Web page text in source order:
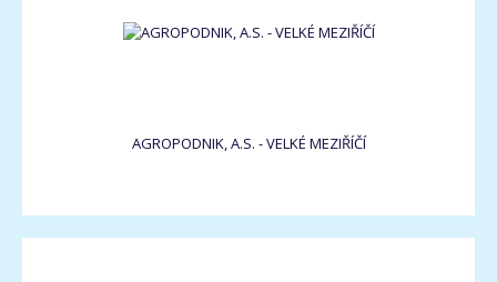
AGROPODNIK, A.S. - VELKÉ MEZIŘÍČÍ